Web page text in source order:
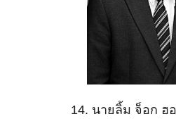
14. นายลิ้ม จ็อก ฮ